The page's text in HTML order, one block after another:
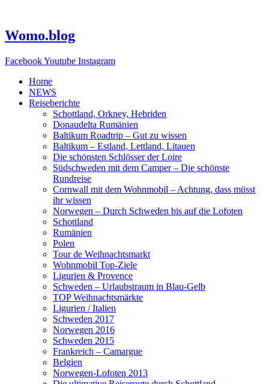
springen
Womo.blog
FacebookYoutube Instagram
Home
NEWS
Reiseberichte
Schottland, Orkney, Hebriden
Donaudelta Rumänien
Baltikum Roadtrip – Gut zu wissen
Baltikum – Estland, Lettland, Litauen
Die schönsten Schlösser der Loire
Südschweden mit dem Camper – Die schönste
Rundreise
Cornwall mit dem Wohnmobil – Achtung, dass müsst
ihr wissen
Norwegen – Durch Schweden bis auf die Lofoten
Schottland
Rumänien
Polen
Tour de Weihnachtsmarkt
Wohnmobil Top-Ziele
Ligurien & Provence
Schweden – Urlaubstraum in Blau-Gelb
TOP Weihnachtsmärkte
Ligurien / Italien
Schweden 2017
Norwegen 2016
Schweden 2015
Frankreich – Camargue
Belgien
Norwegen-Lofoten 2013